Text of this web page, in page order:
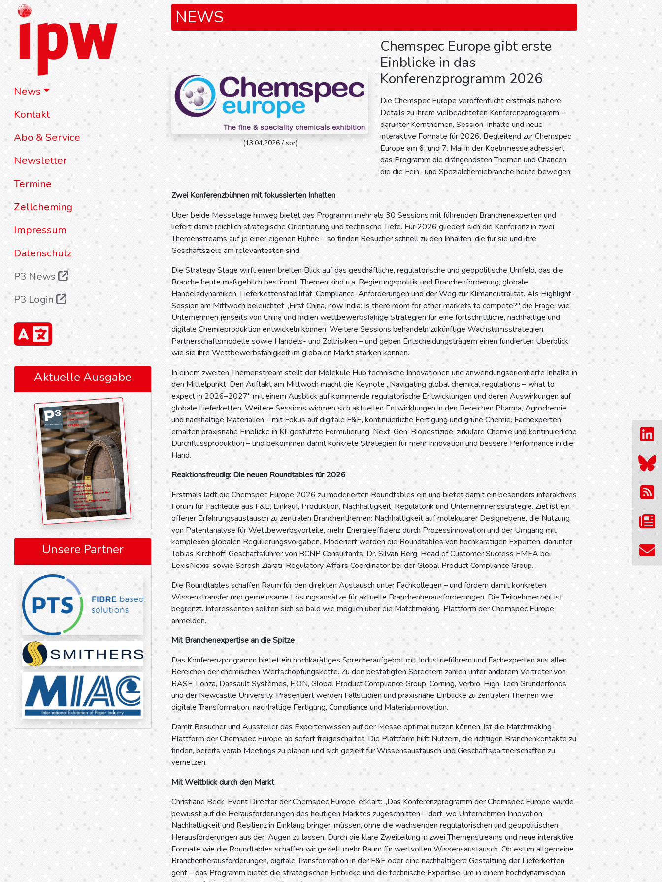
News
Kontakt
Abo & Service
Newsletter
Termine
Zellcheming
Impressum
Datenschutz
P3 News
P3 Login
Aktuelle Ausgabe
Unsere Partner
NEWS
(13.04.2026 / sbr)
Chemspec Europe gibt erste
Einblicke in das
Konferenzprogramm 2026
Die Chemspec Europe veröffentlicht erstmals nähere
Details zu ihrem vielbeachteten Konferenzprogramm –
darunter Kernthemen, Session-Inhalte und neue
interaktive Formate für 2026. Begleitend zur Chemspec
Europe am 6. und 7. Mai in der Koelnmesse adressiert
das Programm die drängendsten Themen und Chancen,
die die Fein- und Spezialchemiebranche heute bewegen.
Zwei Konferenzbühnen mit fokussierten Inhalten
Über beide Messetage hinweg bietet das Programm mehr als 30 Sessions mit führenden Branchenexperten und
liefert damit reichlich strategische Orientierung und technische Tiefe. Für 2026 gliedert sich die Konferenz in zwei
Themenstreams auf je einer eigenen Bühne – so finden Besucher schnell zu den Inhalten, die für sie und ihre
Geschäftsziele am relevantesten sind.
Die Strategy Stage wirft einen breiten Blick auf das geschäftliche, regulatorische und geopolitische Umfeld, das die
Branche heute maßgeblich bestimmt. Themen sind u.a. Regierungspolitik und Branchenförderung, globale
Handelsdynamiken, Lieferkettenstabilität, Compliance-Anforderungen und der Weg zur Klimaneutralität. Als Highlight-
Session am Mittwoch beleuchtet „First China, now India: Is there room for other markets to compete?" die Frage, wie
Unternehmen jenseits von China und Indien wettbewerbsfähige Strategien für eine fortschrittliche, nachhaltige und
digitale Chemieproduktion entwickeln können. Weitere Sessions behandeln zukünftige Wachstumsstrategien,
Partnerschaftsmodelle sowie Handels- und Zollrisiken – und geben Entscheidungsträgern einen fundierten Überblick,
wie sie ihre Wettbewerbsfähigkeit im globalen Markt stärken können.
In einem zweiten Themenstream stellt der Moleküle Hub technische Innovationen und anwendungsorientierte Inhalte in
den Mittelpunkt. Den Auftakt am Mittwoch macht die Keynote „Navigating global chemical regulations – what to
expect in 2026–2027" mit einem Ausblick auf kommende regulatorische Entwicklungen und deren Auswirkungen auf
globale Lieferketten. Weitere Sessions widmen sich aktuellen Entwicklungen in den Bereichen Pharma, Agrochemie
und nachhaltige Materialien – mit Fokus auf digitale F&E, kontinuierliche Fertigung und grüne Chemie. Fachexperten
erhalten praxisnahe Einblicke in KI-gestützte Formulierung, Next-Gen-Biopestizide, zirkuläre Chemie und kontinuierliche
Durchflussproduktion – und bekommen damit konkrete Strategien für mehr Innovation und bessere Performance in die
Hand.
Reaktionsfreudig: Die neuen Roundtables für 2026
Erstmals lädt die Chemspec Europe 2026 zu moderierten Roundtables ein und bietet damit ein besonders interaktives
Forum für Fachleute aus F&E, Einkauf, Produktion, Nachhaltigkeit, Regulatorik und Unternehmensstrategie. Ziel ist ein
offener Erfahrungsaustausch zu zentralen Branchenthemen: Nachhaltigkeit auf molekularer Designebene, die Nutzung
von Patentanalyse für Wettbewerbsvorteile, mehr Energieeffizienz durch Prozessinnovation und der Umgang mit
komplexen globalen Regulierungsvorgaben. Moderiert werden die Roundtables von hochkarätigen Experten, darunter
Tobias Kirchhoff, Geschäftsführer von BCNP Consultants; Dr. Silvan Berg, Head of Customer Success EMEA bei
LexisNexis; sowie Sorosh Ziarati, Regulatory Affairs Coordinator bei der Global Product Compliance Group.
Die Roundtables schaffen Raum für den direkten Austausch unter Fachkollegen – und fördern damit konkreten
Wissenstransfer und gemeinsame Lösungsansätze für aktuelle Branchenherausforderungen. Die Teilnehmerzahl ist
begrenzt. Interessenten sollten sich so bald wie möglich über die Matchmaking-Plattform der Chemspec Europe
anmelden.
Mit Branchenexpertise an die Spitze
Das Konferenzprogramm bietet ein hochkarätiges Sprecheraufgebot mit Industrieführern und Fachexperten aus allen
Bereichen der chemischen Wertschöpfungskette. Zu den bestätigten Sprechern zählen unter anderem Vertreter von
BASF, Lonza, Dassault Systèmes, E.ON, Global Product Compliance Group, Corning, Verbio, High-Tech Gründerfonds
und der Newcastle University. Präsentiert werden Fallstudien und praxisnahe Einblicke zu zentralen Themen wie
digitale Transformation, nachhaltige Fertigung, Compliance und Materialinnovation.
Damit Besucher und Aussteller das Expertenwissen auf der Messe optimal nutzen können, ist die Matchmaking-
Plattform der Chemspec Europe ab sofort freigeschaltet. Die Plattform hilft Nutzern, die richtigen Branchenkontakte zu
finden, bereits vorab Meetings zu planen und sich gezielt für Wissensaustausch und Geschäftspartnerschaften zu
vernetzen.
Mit Weitblick durch den Markt
Christiane Beck, Event Director der Chemspec Europe, erklärt: „Das Konferenzprogramm der Chemspec Europe wurde
bewusst auf die Herausforderungen des heutigen Marktes zugeschnitten – dort, wo Unternehmen Innovation,
Nachhaltigkeit und Resilienz in Einklang bringen müssen, ohne die wachsenden regulatorischen und geopolitischen
Herausforderungen aus den Augen zu lassen. Durch die klare Zweiteilung in zwei Themenstreams und neue interaktive
Formate wie die Roundtables schaffen wir gezielt mehr Raum für wertvollen Wissensaustausch. Ob es um allgemeine
Branchenherausforderungen, digitale Transformation in der F&E oder eine nachhaltigere Gestaltung der Lieferketten
geht – das Programm bietet die strategischen Einblicke und die technische Expertise, um in einem hochdynamischen